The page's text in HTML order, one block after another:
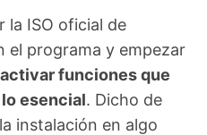
la ISO oficial de
el programa y empezar
funciones que
esencial. Dicho de
instalación en algo